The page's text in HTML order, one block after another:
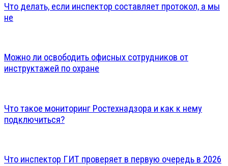
Что делать, если инспектор составляет протокол, а мы
не
Можно ли освободить офисных сотрудников от
инструктажей по охране
Что такое мониторинг Ростехнадзора и как к нему
подключиться?
Что инспектор ГИТ проверяет в первую очередь в 2026